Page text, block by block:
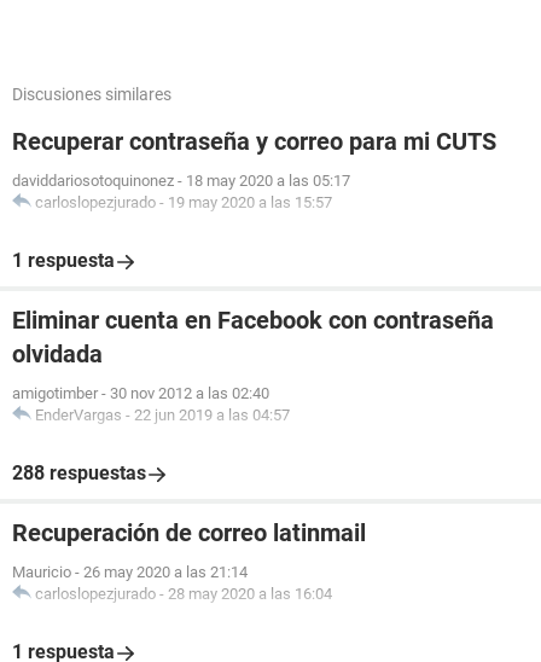
Discusiones similares
Recuperar contraseña y correo para mi CUTS
daviddariosotoquinonez - 18 may 2020 a las 05:17
carloslopezjurado - 19 may 2020 a las 15:57
1 respuesta
Eliminar cuenta en Facebook con contraseña
olvidada
amigotimber - 30 nov 2012 a las 02:40
EnderVargas - 22 jun 2019 a las 04:57
288 respuestas
Recuperación de correo latinmail
Mauricio - 26 may 2020 a las 21:14
carloslopezjurado - 28 may 2020 a las 16:04
1 respuesta